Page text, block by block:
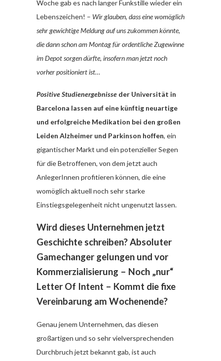
Woche gab es nach langer Funkstille wieder ein
Lebenszeichen! – Wir glauben, dass eine womöglich
sehr gewichtige Meldung auf uns zukommen könnte,
die dann schon am Montag für ordentliche Zugewinne
im Depot sorgen dürfte, insofern man jetzt noch
vorher positioniert ist…
Positive Studienergebnisse der Universität in
Barcelona lassen auf eine künftig neuartige
und erfolgreiche Medikation bei den großen
Leiden Alzheimer und Parkinson hoffen, ein
gigantischer Markt und ein potenzieller Segen
für die Betroffenen, von dem jetzt auch
AnlegerInnen profitieren können, die eine
womöglich aktuell noch sehr starke
Einstiegsgelegenheit nicht ungenutzt lassen.
Wird dieses Unternehmen jetzt
Geschichte schreiben? Absoluter
Gamechanger gelungen und vor
Kommerzialisierung – Noch „nur“
Letter Of Intent – Kommt die fixe
Vereinbarung am Wochenende?
Genau jenem Unternehmen, das diesen
großartigen und so sehr vielversprechenden
Durchbruch jetzt bekannt gab, ist auch